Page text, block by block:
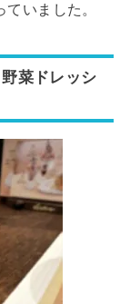
いました。
菜ドレッシ